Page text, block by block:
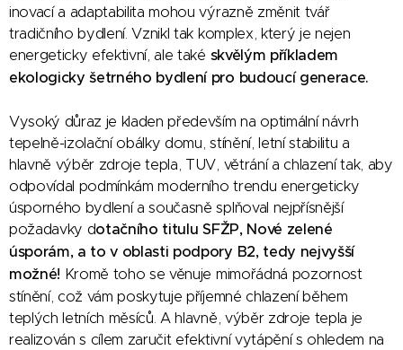
inovací a adaptabilita mohou výrazně změnit tvář
tradičního bydlení. Vznikl tak komplex, který je nejen
energeticky efektivní, ale také skvělým příkladem
ekologicky šetrného bydlení pro budoucí generace.
Vysoký důraz je kladen především na optimální návrh
tepelně-izolační obálky domu, stínění, letní stabilitu a
hlavně výběr zdroje tepla, TUV, větrání a chlazení tak, aby
odpovídal podmínkám moderního trendu energeticky
úsporného bydlení a současně splňoval nejpřísnější
požadavky dotačního titulu SFŽP, Nové zelené
úsporám, a to v oblasti podpory B2, tedy nejvyšší
možné! Kromě toho se věnuje mimořádná pozornost
stínění, což vám poskytuje příjemné chlazení během
teplých letních měsíců. A hlavně, výběr zdroje tepla je
realizován s cílem zaručit efektivní vytápění s ohledem na